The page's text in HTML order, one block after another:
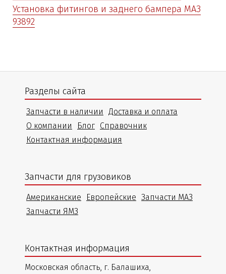
Установка фитингов и заднего бампера МАЗ
93892
Разделы сайта
Запчасти в наличии
Доставка и оплата
О компании
Блог Справочник
Контактная информация
Запчасти для грузовиков
Американские Европейские Запчасти МАЗ
Запчасти ЯМЗ
Контактная информация
Московская область, г. Балашиха,